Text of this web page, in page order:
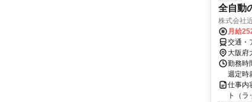
全自動
株式会社
月給
交通・
大阪府
勤務時
週定時
仕事内
ト（